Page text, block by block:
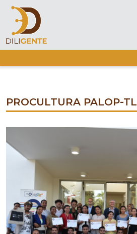
Skip
content
PROCULTURA PALOP-TL